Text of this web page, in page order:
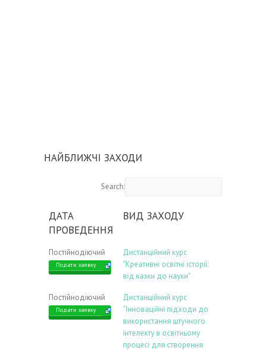
НАЙБЛИЖЧІ ЗАХОДИ
Search:
ДАТА
ПРОВЕДЕННЯ
ВИД ЗАХОДУ
Постійнодіючий
Подати заявку
Дистанційний курс
"Креативні освітні історії:
від казки до науки"
Постійнодіючий
Подати заявку
Дистанційний курс
“Інноваційні підходи до
використання штучного
інтелекту в освітньому
процесі для створення